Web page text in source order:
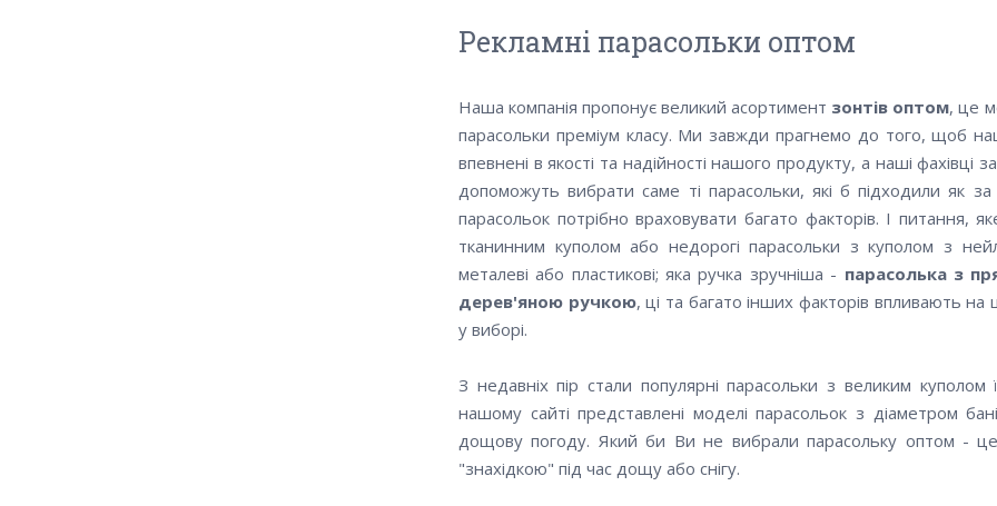
Рекламні парасольки оптом
Наша компанія пропонує великий асортимент зонтів оптом, це
парасольки преміум класу. Ми завжди прагнемо до того, щоб
впевнені в якості та надійності нашого продукту, а наші фахівці
допоможуть вибрати саме ті парасольки, які б підходили як
парасольок потрібно враховувати багато факторів. І питання,
тканинним куполом або недорогі парасольки з куполом з
металеві або пластикові; яка ручка зручніша - парасолька з
дерев'яною ручкою, ці та багато інших факторів впливають
у виборі.
З недавніх пір стали популярні парасольки з великим
нашому сайті представлені моделі парасольок з діаметром
дощову погоду. Який би Ви не вибрали парасольку оптом -
"знахідкою" під час дощу або снігу.